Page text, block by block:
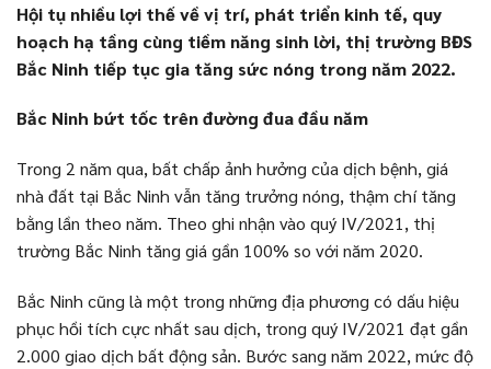
Hội tụ nhiều lợi thế về vị trí, phát triển kinh tế, quy
hoạch hạ tầng cùng tiềm năng sinh lời, thị trường BĐS
Bắc Ninh tiếp tục gia tăng sức nóng trong năm 2022.
Bắc Ninh bứt tốc trên đường đua đầu năm
Trong 2 năm qua, bất chấp ảnh hưởng của dịch bệnh, giá
nhà đất tại Bắc Ninh vẫn tăng trưởng nóng, thậm chí tăng
bằng lần theo năm. Theo ghi nhận vào quý IV/2021, thị
trường Bắc Ninh tăng giá gần 100% so với năm 2020.
Bắc Ninh cũng là một trong những địa phương có dấu hiệu
phục hồi tích cực nhất sau dịch, trong quý IV/2021 đạt gần
2.000 giao dịch bất động sản. Bước sang năm 2022, mức độ